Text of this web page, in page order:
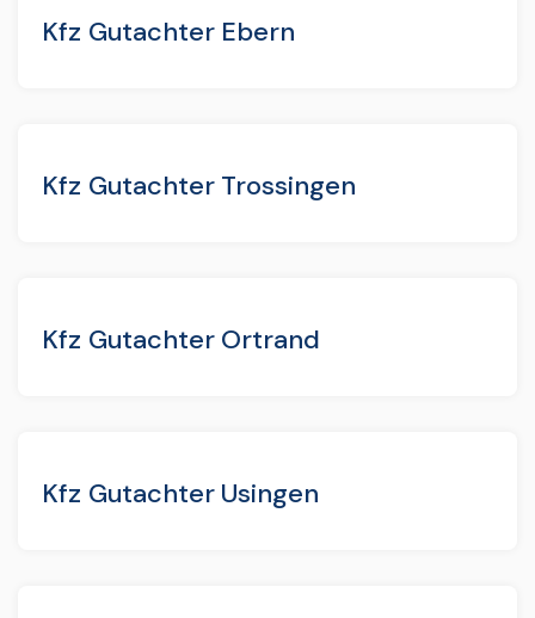
Kfz Gutachter Ebern
Kfz Gutachter Trossingen
Kfz Gutachter Ortrand
Kfz Gutachter Usingen